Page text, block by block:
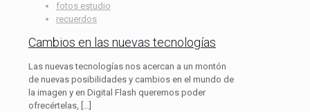
fotos estudio
recuerdos
Cambios en las nuevas tecnologías
Las nuevas tecnologías nos acercan a un montón
de nuevas posibilidades y cambios en el mundo de
la imagen y en Digital Flash queremos poder
ofrecértelas,